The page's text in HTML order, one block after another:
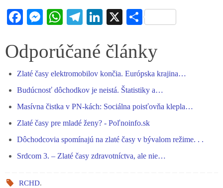
Fa
bo
ok
M
se
er
W
ts
pp
Te
gr
m
Li
ed
X S
re
Odporúčané články
Zlaté časy elektromobilov končia. Európska krajina…
Budúcnosť dôchodkov je neistá. Štatistiky a…
Masívna čistka v PN-kách: Sociálna poisťovňa klepla…
Zlaté časy pre mladé ženy? - Poľnoinfo.sk
Dôchodcovia spomínajú na zlaté časy v bývalom režime. . .
Srdcom 3. – Zlaté časy zdravotníctva, ale nie…
RCHD.